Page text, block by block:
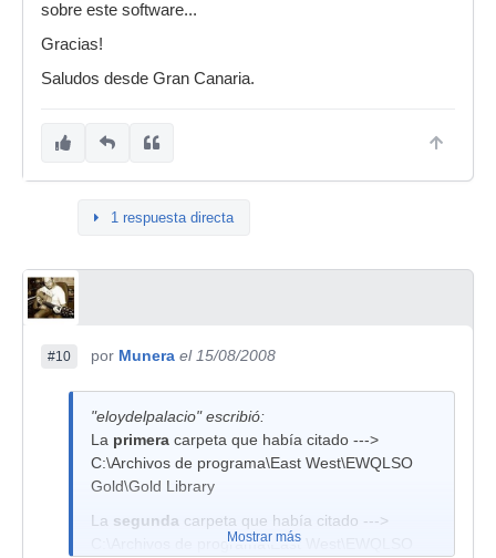
sobre este software...
Gracias!
Saludos desde Gran Canaria.
1 respuesta directa
#10 por Munera el 15/08/2008
"eloydelpalacio" escribió:
La primera carpeta que había citado --->
C:\Archivos de programa\East West\EWQLSO
Gold\Gold Library
La segunda carpeta que había citado --->
C:\Archivos de programa\East West\EWQLSO
Mostrar más